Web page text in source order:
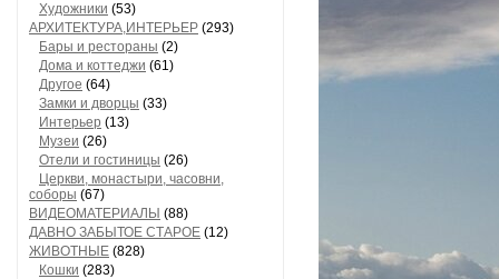
Художники (53)
АРХИТЕКТУРА,ИНТЕРЬЕР (293)
Бары и рестораны (2)
Дома и коттеджи (61)
Другое (64)
Замки и дворцы (33)
Интерьер (13)
Музеи (26)
Отели и гостиницы (26)
Церкви, монастыри, часовни,
соборы (67)
ВИДЕОМАТЕРИАЛЫ (88)
ДАВНО ЗАБЫТОЕ СТАРОЕ (12)
ЖИВОТНЫЕ (828)
Кошки (283)